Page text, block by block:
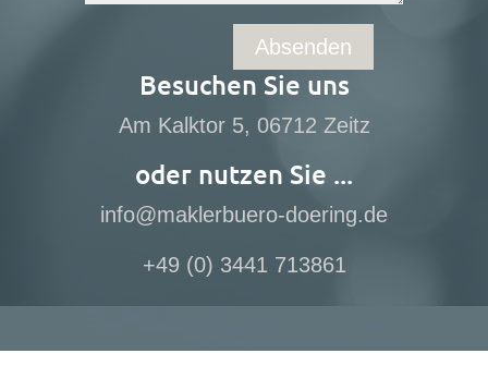
Besuchen Sie uns
Am Kalktor 5, 06712 Zeitz
oder nutzen Sie ...
info@maklerbuero-doering.de
+49 (0) 3441 713861